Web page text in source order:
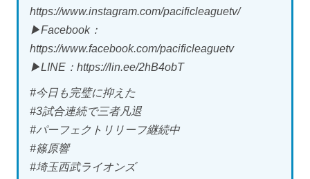
https://www.instagram.com/pacificleaguetv/
▶Facebook：
https://www.facebook.com/pacificleaguetv
▶LINE：https://lin.ee/2hB4obT
#今日も完璧に抑えた
#3試合連続で三者凡退
#パーフェクトリリーフ継続中
#篠原響
#埼玉西武ライオンズ